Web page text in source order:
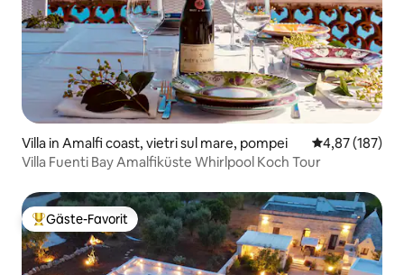
Villa in Amalfi coast, vietri sul mare, pompei
4,87 (187)
Villa Fuenti Bay Amalfiküste Whirlpool Koch Tour
Beliebter Gäste-Favorit.
Gäste-Favorit